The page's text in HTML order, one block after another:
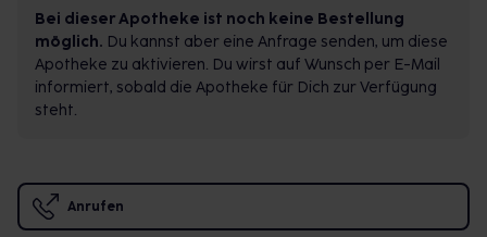
Bei dieser Apotheke ist noch keine Bestellung
möglich. Du kannst aber eine Anfrage senden, um diese
Apotheke zu aktivieren. Du wirst auf Wunsch per E-Mail
informiert, sobald die Apotheke für Dich zur Verfügung
steht.
Anrufen